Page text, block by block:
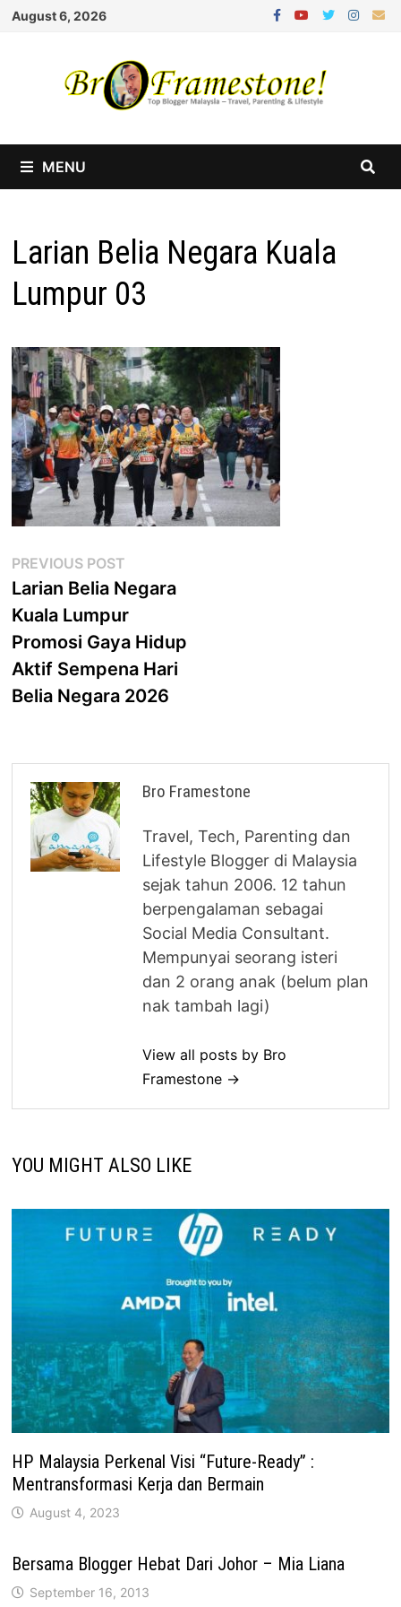
Skip
August 6, 2026
MENU
Larian Belia Negara Kuala
Lumpur 03
Post
navigation
PREVIOUS POST
post:
Larian Belia Negara
Kuala Lumpur
Promosi Gaya Hidup
Aktif Sempena Hari
Belia Negara 2026
Bro Framestone
Travel, Tech, Parenting dan
Lifestyle Blogger di Malaysia
sejak tahun 2006. 12 tahun
berpengalaman sebagai
Social Media Consultant.
Mempunyai seorang isteri
dan 2 orang anak (belum plan
nak tambah lagi)
View all posts by Bro
Framestone →
YOU MIGHT ALSO LIKE
HP Malaysia Perkenal Visi “Future-Ready” :
Mentransformasi Kerja dan Bermain
August 4, 2023
Bersama Blogger Hebat Dari Johor – Mia Liana
September 16, 2013